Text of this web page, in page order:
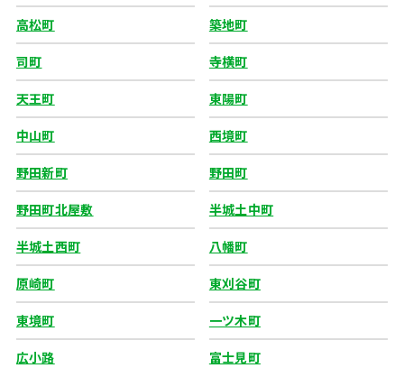
高松町 築地町
司町 寺横町
天王町 東陽町
中山町 西境町
野田新町 野田町
野田町北屋敷 半城土中町
半城土西町 八幡町
原崎町 東刈谷町
東境町 一ツ木町
広小路 富士見町